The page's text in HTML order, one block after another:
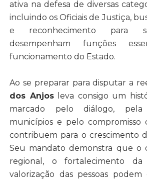
ativa na defesa de diversas
incluindo os Oficiais de Justiça,
e reconhecimento para
desempenham funções
funcionamento do Estado.
Ao se preparar para disputar a
dos Anjosleva consigo um
marcado pelo diálogo,
municípios e pelo compromisso
contribuem para o crescimento
Seu mandato demonstra que o
regional, o fortalecimento
valorização das pessoas